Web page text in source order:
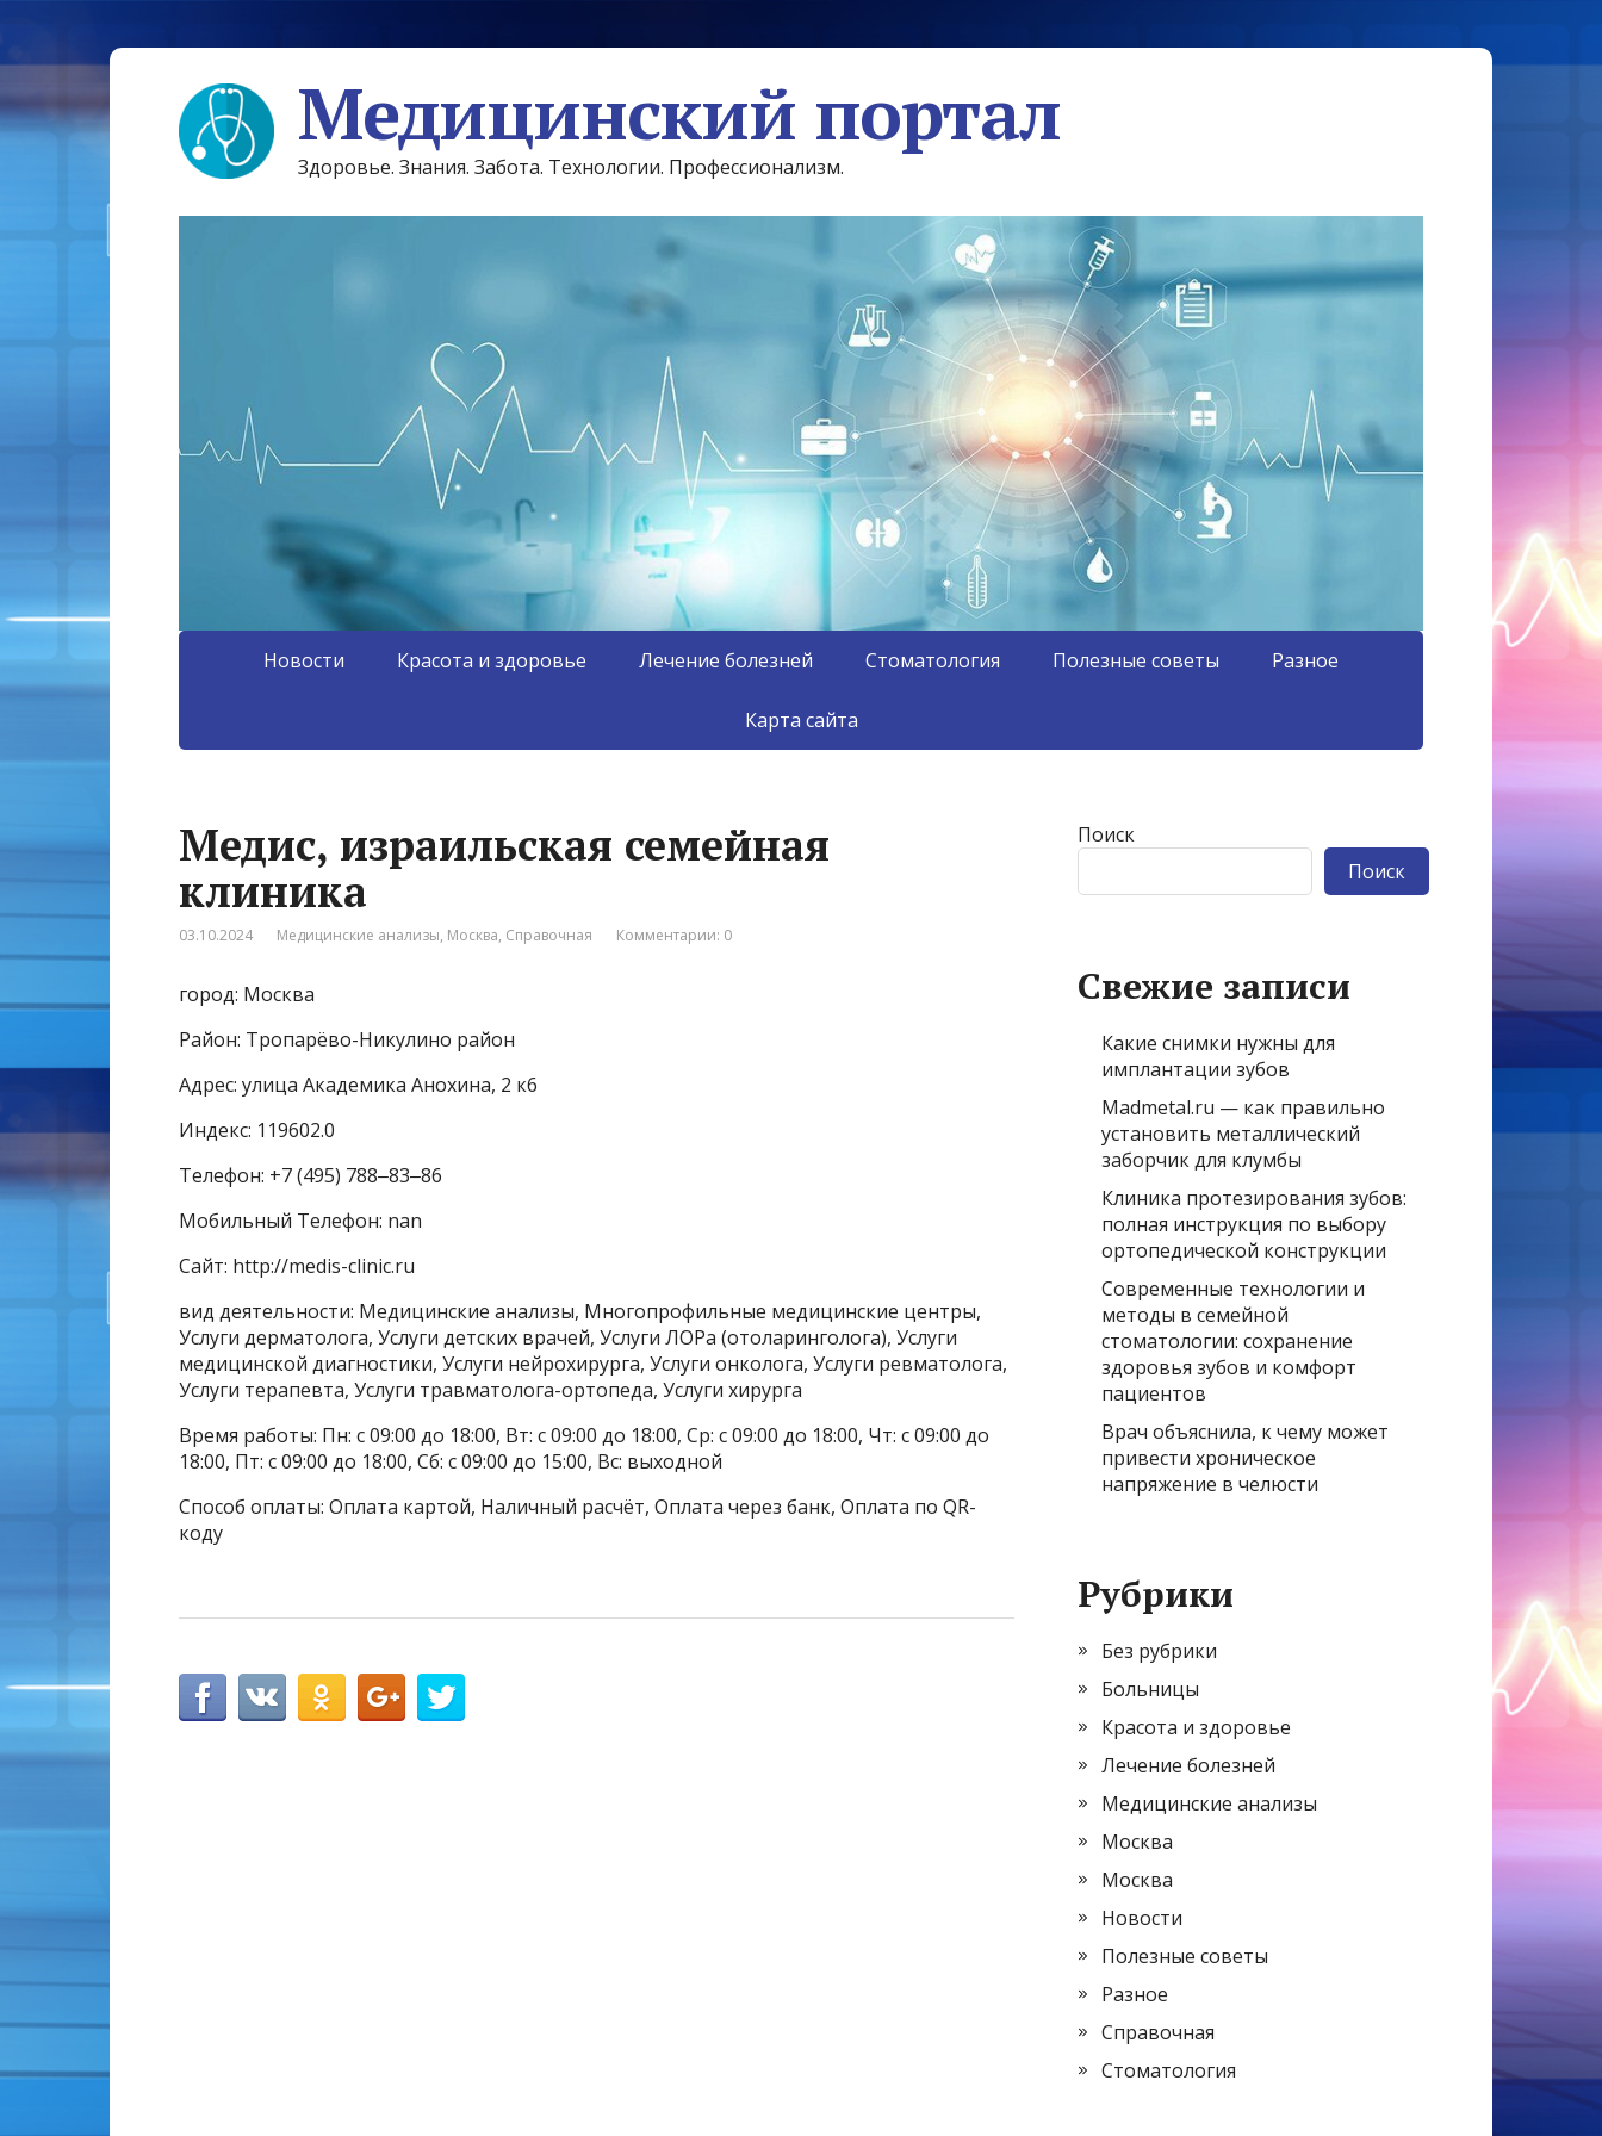
Медицинский портал
Здоровье. Знания. Забота. Технологии. Профессионализм.
Новости Красота и здоровье Лечение болезней Стоматология Полезные советы Разное
Карта сайта
Медис, израильская семейная
клиника
03.10.2024 Медицинские анализы, Москва, Справочная Комментарии: 0
город: Москва
Район: Тропарёво-Никулино район
Адрес: улица Академика Анохина, 2 к6
Индекс: 119602.0
Телефон: +7 (495) 788‒83‒86
Мобильный Телефон: nan
Сайт: http://medis-clinic.ru
вид деятельности: Медицинские анализы, Многопрофильные медицинские центры,
Услуги дерматолога, Услуги детских врачей, Услуги ЛОРа (отоларинголога), Услуги
медицинской диагностики, Услуги нейрохирурга, Услуги онколога, Услуги ревматолога,
Услуги терапевта, Услуги травматолога-ортопеда, Услуги хирурга
Время работы: Пн: с 09:00 до 18:00, Вт: с 09:00 до 18:00, Ср: с 09:00 до 18:00, Чт: с 09:00 до
18:00, Пт: с 09:00 до 18:00, Сб: с 09:00 до 15:00, Вс: выходной
Способ оплаты: Оплата картой, Наличный расчёт, Оплата через банк, Оплата по QR-
коду
Поиск
Поиск
Свежие записи
Какие снимки нужны для
имплантации зубов
Madmetal.ru — как правильно
установить металлический
заборчик для клумбы
Клиника протезирования зубов:
полная инструкция по выбору
ортопедической конструкции
Современные технологии и
методы в семейной
стоматологии: сохранение
здоровья зубов и комфорт
пациентов
Врач объяснила, к чему может
привести хроническое
напряжение в челюсти
Рубрики
Без рубрики
Больницы
Красота и здоровье
Лечение болезней
Медицинские анализы
Москва
Москва
Новости
Полезные советы
Разное
Справочная
Стоматология